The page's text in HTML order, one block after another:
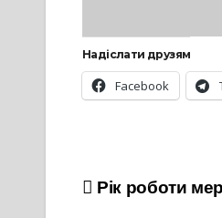
Надіслати друзям
Facebook
Навігація
Рік роботи